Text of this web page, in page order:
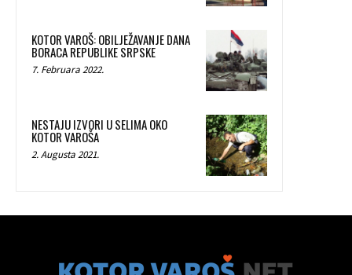
KOTOR VAROŠ: OBILJEŽAVANJE DANA
BORACA REPUBLIKE SRPSKE
7. Februara 2022.
NESTAJU IZVORI U SELIMA OKO
KOTOR VAROŠA
2. Augusta 2021.